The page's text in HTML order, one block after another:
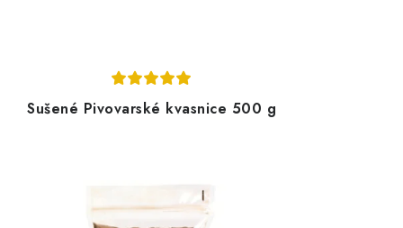
Sušené Pivovarské kvasnice 500 g